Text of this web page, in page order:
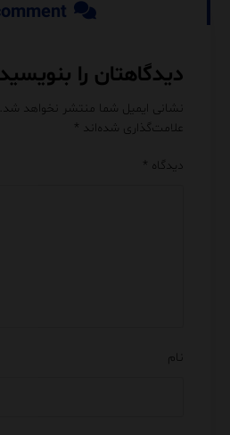
دیدگاهتان را بنویسید
نشانی ایمیل شما منتشر نخواهد شد.
علامت‌گذاری شده‌اند *
دیدگاه *
نام